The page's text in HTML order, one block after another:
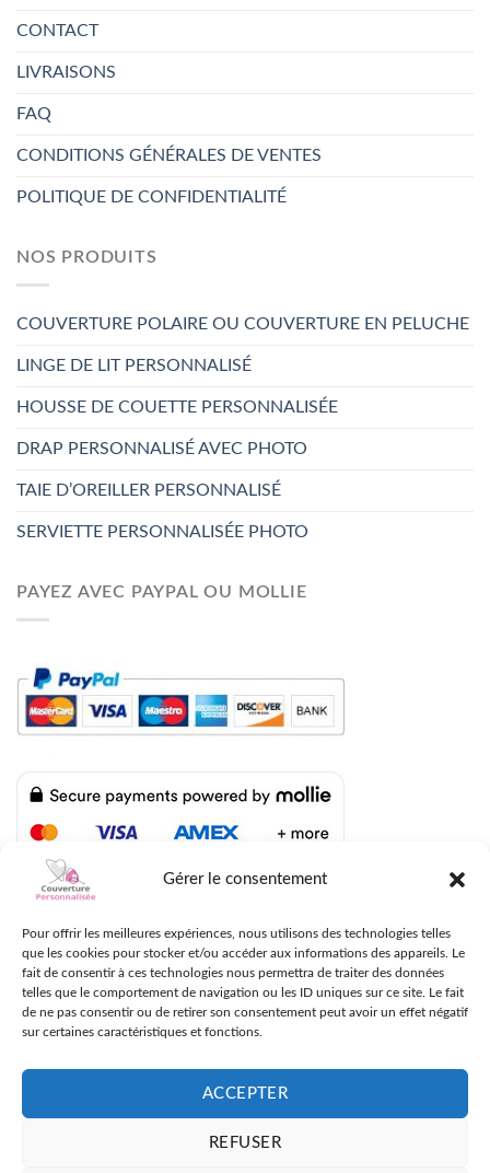
Gérer le consentement
Pour offrir les meilleures expériences, nous utilisons des technologies telles
que les cookies pour stocker et/ou accéder aux informations des appareils. Le
fait de consentir à ces technologies nous permettra de traiter des données
telles que le comportement de navigation ou les ID uniques sur ce site. Le fait
de ne pas consentir ou de retirer son consentement peut avoir un effet négatif
sur certaines caractéristiques et fonctions.
ACCEPTER
REFUSER
CONTACT
LIVRAISONS
FAQ
CONDITIONS GÉNÉRALES DE VENTES
POLITIQUE DE CONFIDENTIALITÉ
NOS PRODUITS
COUVERTURE POLAIRE OU COUVERTURE EN PELUCHE
LINGE DE LIT PERSONNALISÉ
HOUSSE DE COUETTE PERSONNALISÉE
DRAP PERSONNALISÉ AVEC PHOTO
TAIE D’OREILLER PERSONNALISÉ
SERVIETTE PERSONNALISÉE PHOTO
PAYEZ AVEC PAYPAL OU MOLLIE
LIVRAISON RAPIDE AVEC UPS, DPD ET FEDEX